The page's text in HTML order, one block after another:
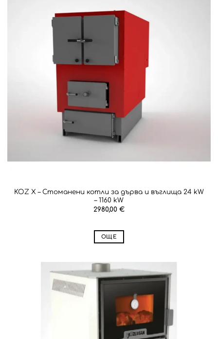
KOZ X – Стоманени котли за дърва и въглища 24 kW
– 1160 kW
2980,00 €
ОЩЕ